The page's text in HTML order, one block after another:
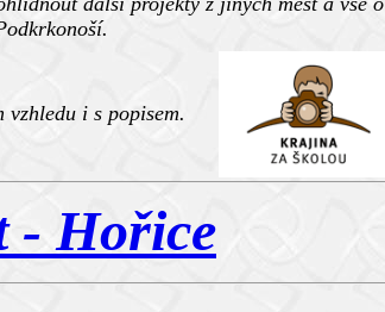
i s popisem.
- Hořice